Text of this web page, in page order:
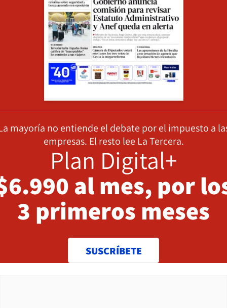
mayoría no entiende el debate por el impuesto a
empresas. El resto lee La Tercera.
Plan Digital+
al mes, por
3 primeros meses
SUSCRÍBETE